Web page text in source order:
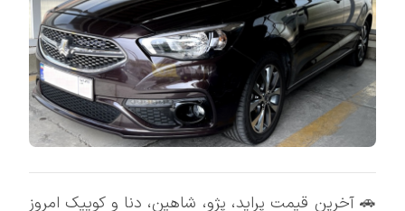
🚗 آخرین قیمت پراید، پژو، شاهین، دنا و کوییک امروز